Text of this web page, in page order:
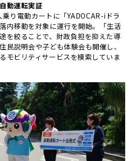
動運転実証
り電動カートに「YADOCAR-iドラ
内移動を対象に運行を開始。「生活
を絞ることで、財政負担を抑えた導
民説明会や子ども体験会も開催し、
モビリティサービスを模索していま